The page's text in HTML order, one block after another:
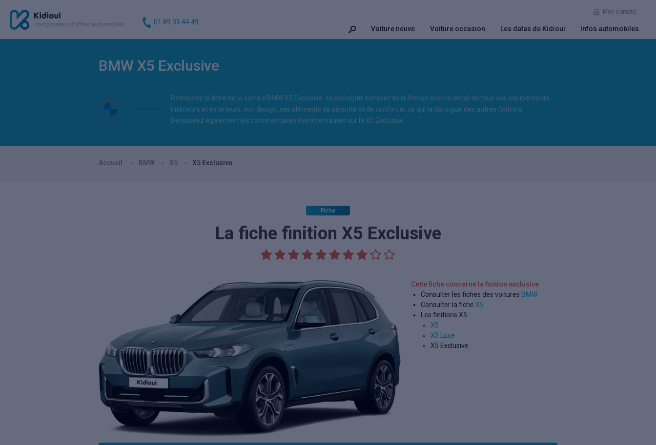
comparateur d'offres automobiles 01 89 31 44 49
Mon compte
Voiture neuve Voiture occasion Les datas de Kidioui Infos automobiles
BMW X5 Exclusive
Retrouvez la fiche de la voiture BMW X5 Exclusive : le descriptif complet de la finition avec le détail de tous ses équipements,
intérieurs et extérieurs, son design, ses éléments de sécurité et de confort et ce qui la distingue des autres finitions.
Découvrez également les commentaires des internautes sur la X5 Exclusive.
Accueil BMW X5 X5 Exclusive
Fiche
La fiche finition X5 Exclusive
Cette fiche concerne la finition exclusive
Consulter les fiches des voitures BMW
Consulter la fiche X5
Les finitions X5 :
X5
X5 Luxe
X5 Exclusive